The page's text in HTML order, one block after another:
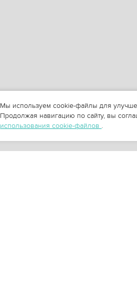
Мы используем cookie-файлы для
Продолжая навигацию по сайту, вы
использования cookie-файлов .